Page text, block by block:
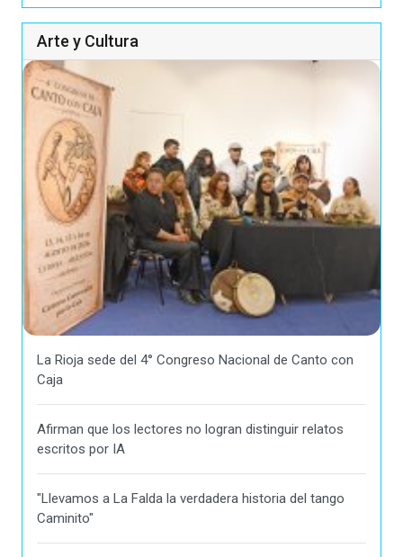
Arte y Cultura
La Rioja sede del 4° Congreso Nacional de Canto con
Caja
Afirman que los lectores no logran distinguir relatos
escritos por IA
"Llevamos a La Falda la verdadera historia del tango
Caminito"